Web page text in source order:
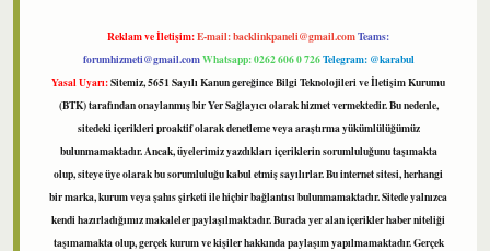
Reklam ve İletişim:E-mail:backlinkpaneli@gmail.comTeams:
forumhizmeti@gmail.comWhatsapp: 0262 606 0 726Telegram: @karabul
Yasal Uyarı:Sitemiz, 5651 Sayılı Kanun gereğince Bilgi Teknolojileri ve İletişim Kurumu
(BTK) tarafından onaylanmış bir Yer Sağlayıcı olarak hizmet vermektedir. Bu nedenle,
sitedeki içerikleri proaktif olarak denetleme veya araştırma yükümlülüğümüz
bulunmamaktadır. Ancak, üyelerimiz yazdıkları içeriklerin sorumluluğunu taşımakta
olup, siteye üye olarak bu sorumluluğu kabul etmiş sayılırlar. Bu internet sitesi, herhangi
bir marka, kurum veya şahıs şirketi ile hiçbir bağlantısı bulunmamaktadır. Sitede yalnızca
kendi hazırladığımız makaleler paylaşılmaktadır. Burada yer alan içerikler haber niteliği
taşımamakta olup, gerçek kurum ve kişiler hakkında paylaşım yapılmamaktadır. Gerçek